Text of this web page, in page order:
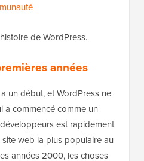
de WordPress.
années
un début, et WordPress ne
a commencé comme un
est rapidement
web la plus populaire au
années 2000, les choses